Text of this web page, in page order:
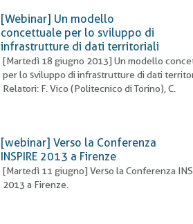
di
pane
[Webinar] Un modello
concettuale per lo sviluppo di
infrastrutture di dati territoriali
[Martedì 18 giugno 2013]Un modello
per lo sviluppo di infrastrutture di dati
Relatori: F. Vico (Politecnico di Torino), C.
[webinar] Verso la Conferenza
INSPIRE 2013 a Firenze
[Martedì 11 giugno] Verso la Conferenza
2013 a Firenze.